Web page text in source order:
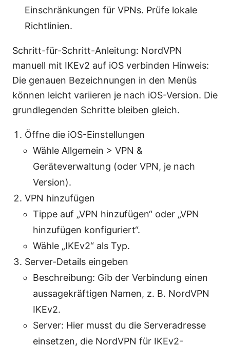
Einschränkungen für VPNs. Prüfe lokale
Richtlinien.
Schritt-für-Schritt-Anleitung: NordVPN
manuell mit IKEv2 auf iOS verbinden Hinweis:
Die genauen Bezeichnungen in den Menüs
können leicht variieren je nach iOS-Version. Die
grundlegenden Schritte bleiben gleich.
Öffne die iOS-Einstellungen
Wähle Allgemein > VPN &
Geräteverwaltung (oder VPN, je nach
Version).
VPN hinzufügen
Tippe auf „VPN hinzufügen“ oder „VPN
hinzufügen konfiguriert“.
Wähle „IKEv2“ als Typ.
Server-Details eingeben
Beschreibung: Gib der Verbindung einen
aussagekräftigen Namen, z. B. NordVPN
IKEv2.
Server: Hier musst du die Serveradresse
einsetzen, die NordVPN für IKEv2-